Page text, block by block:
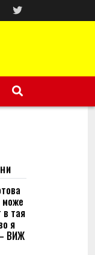
може
в тая
я
ВИЖ